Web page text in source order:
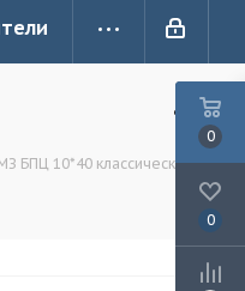
БПЦ 10*40 классический
0
0